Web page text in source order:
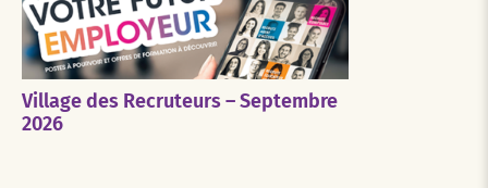
Village des Recruteurs – Septembre
2026